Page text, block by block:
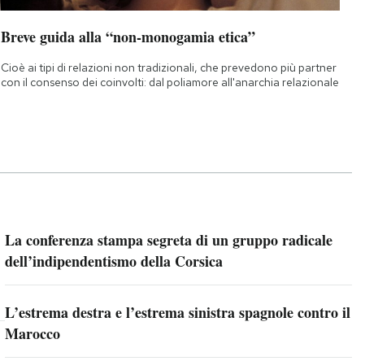
Breve guida alla “non-monogamia etica”
Cioè ai tipi di relazioni non tradizionali, che prevedono più partner
con il consenso dei coinvolti: dal poliamore all'anarchia relazionale
La conferenza stampa segreta di un gruppo radicale
dell’indipendentismo della Corsica
L’estrema destra e l’estrema sinistra spagnole contro il
Marocco